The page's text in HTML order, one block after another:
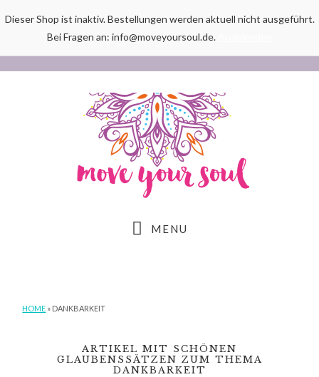
MENU
HOME » DANKBARKEIT
ARTIKEL MIT SCHÖNEN
GLAUBENSSÄTZEN ZUM THEMA
DANKBARKEIT
Dieser Shop ist inaktiv. Bestellungen werden aktuell nicht ausgeführt.
Bei Fragen an: info@moveyoursoul.de.